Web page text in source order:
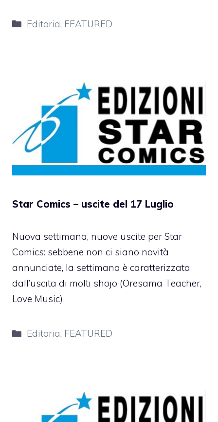
Categorie
Editoria, FEATURED
Star Comics – uscite del 17 Luglio
Nuova settimana, nuove uscite per Star
Comics: sebbene non ci siano novità
annunciate, la settimana è caratterizzata
dall’uscita di molti shojo (Oresama Teacher,
Love Music)
Categorie
Editoria, FEATURED